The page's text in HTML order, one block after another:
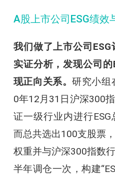
A股上市公司ESG绩效
我们做了上市公司
实证分析，发现公司
现正向关系。研究小组
0年12月31日沪深300
证一级行业内进行
而总共选出100支股票
权重并与沪深300指数
半年调仓一次，构建